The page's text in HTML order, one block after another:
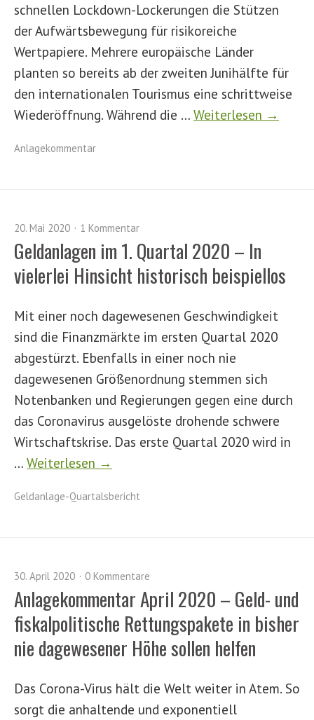
schnellen Lockdown-Lockerungen die Stützen
der Aufwärtsbewegung für risikoreiche
Wertpapiere. Mehrere europäische Länder
planten so bereits ab der zweiten Junihälfte für
den internationalen Tourismus eine schrittweise
Wiederöffnung. Während die … Weiterlesen →
Anlagekommentar
20. Mai 2020 1 Kommentar
Geldanlagen im 1. Quartal 2020 – In
vielerlei Hinsicht historisch beispiellos
Mit einer noch dagewesenen Geschwindigkeit
sind die Finanzmärkte im ersten Quartal 2020
abgestürzt. Ebenfalls in einer noch nie
dagewesenen Größenordnung stemmen sich
Notenbanken und Regierungen gegen eine durch
das Coronavirus ausgelöste drohende schwere
Wirtschaftskrise. Das erste Quartal 2020 wird in
… Weiterlesen →
Geldanlage-Quartalsbericht
30. April 2020 0 Kommentare
Anlagekommentar April 2020 – Geld- und
fiskalpolitische Rettungspakete in bisher
nie dagewesener Höhe sollen helfen
Das Corona-Virus hält die Welt weiter in Atem. So
sorgt die anhaltende und exponentiell